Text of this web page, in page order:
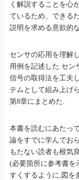
く解説することを心
ているため、できる
説明を求める意欲的
センサの応用を理解
用例を記述した.セン
信号の取得法を工夫
テムとして組み上げ
第8章にまとめた.
本書を読むにあたっ
論をすでに学んでお
もたない読者も根気
(必要箇所に参考書を
すくするように,図を